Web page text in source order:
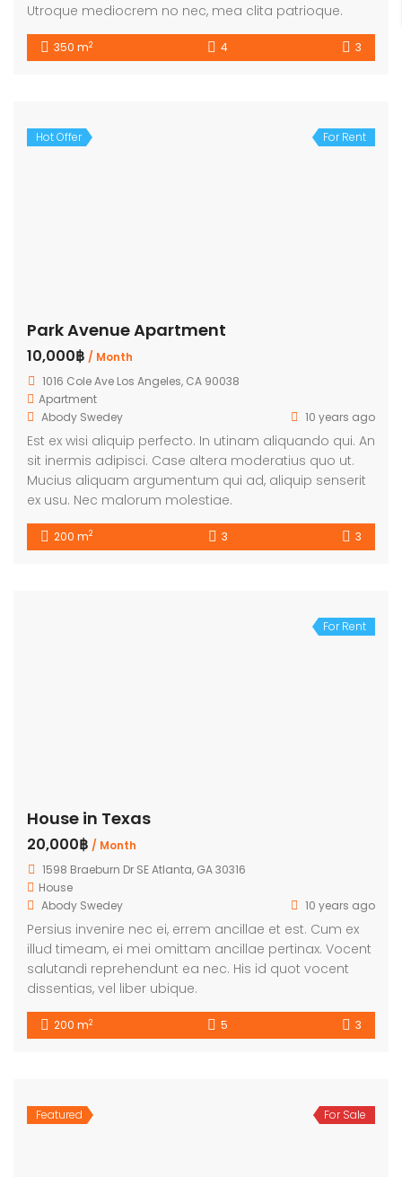
Utroque mediocrem no nec, mea clita patrioque.
350 m2 4 3
Hot Offer For Rent
Park Avenue Apartment
10,000฿ / Month
1016 Cole Ave Los Angeles, CA 90038
Apartment
Abody Swedey
10 years ago
Est ex wisi aliquip perfecto. In utinam aliquando qui. An
sit inermis adipisci. Case altera moderatius quo ut.
Mucius aliquam argumentum qui ad, aliquip senserit
ex usu. Nec malorum molestiae.
200 m2 3 3
For Rent
House in Texas
20,000฿ / Month
1598 Braeburn Dr SE Atlanta, GA 30316
House
Abody Swedey
10 years ago
Persius invenire nec ei, errem ancillae et est. Cum ex
illud timeam, ei mei omittam ancillae pertinax. Vocent
salutandi reprehendunt ea nec. His id quot vocent
dissentias, vel liber ubique.
200 m2 5 3
Featured For Sale